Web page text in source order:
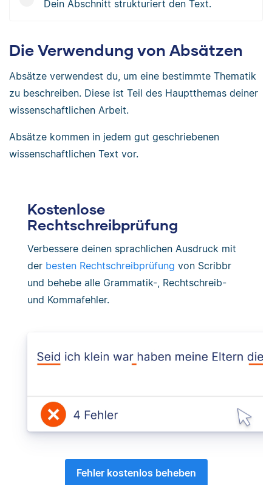
Dein Abschnitt strukturiert den Text.
Die Verwendung von Absätzen
Absätze verwendest du, um eine bestimmte Thematik
zu beschreiben. Diese ist Teil des Hauptthemas deiner
wissenschaftlichen Arbeit.
Absätze kommen in jedem gut geschriebenen
wissenschaftlichen Text vor.
Kostenlose
Rechtschreibprüfung
Verbessere deinen sprachlichen Ausdruck mit
der besten Rechtschreibprüfung von Scribbr
und behebe alle Grammatik-, Rechtschreib-
und Kommafehler.
Fehler kostenlos beheben